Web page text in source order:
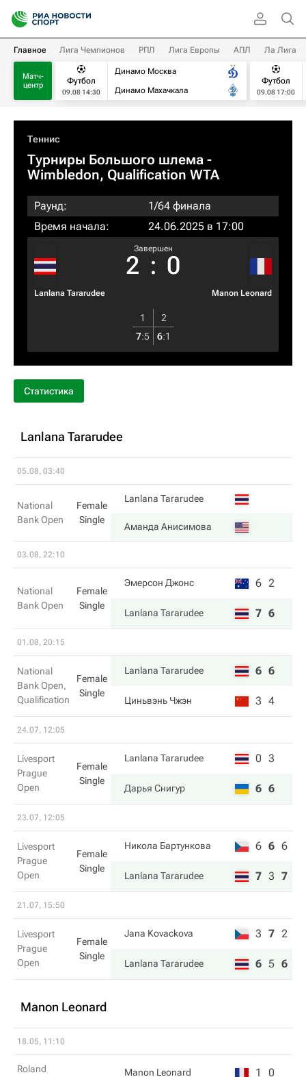
Главное Лига Чемпионов РПЛ Лига Европы АПЛ Ла Лига
Матч-
центр
Футбол
09.08 14:30
Динамо Москва
Динамо Махачкала
Футбол
09.08 17:00
Теннис
Турниры Большого шлема -
Wimbledon, Qualification WTA
Раунд:
1/64 финала
Время начала:
24.06.2025 в 17:00
Lanlana Tararudee
Завершен
2 : 0
Manon Leonard
1
2
7:5 6:1
Статистика
Lanlana Tararudee
05.08, 03:40
National
Bank Open
Female
Single
Lanlana Tararudee
Аманда Анисимова
03.08, 22:10
National
Bank Open
Female
Single
Эмерсон Джонс 6 2
Lanlana Tararudee 7 6
01.08, 20:15
National
Bank Open,
Qualification
Female
Single
Lanlana Tararudee 6 6
Циньвэнь Чжэн 3 4
24.07, 12:05
Livesport
Prague
Open
Female
Single
Lanlana Tararudee 0 3
Дарья Снигур 6 6
23.07, 12:05
Livesport
Prague
Open
Female
Single
Никола Бартункова 6 6 6
Lanlana Tararudee 7 3 7
21.07, 15:50
Livesport
Prague
Open
Female
Single
Jana Kovackova 3 7 2
Lanlana Tararudee 6 5 6
Manon Leonard
18.05, 11:10
Roland
Manon Leonard 1 0